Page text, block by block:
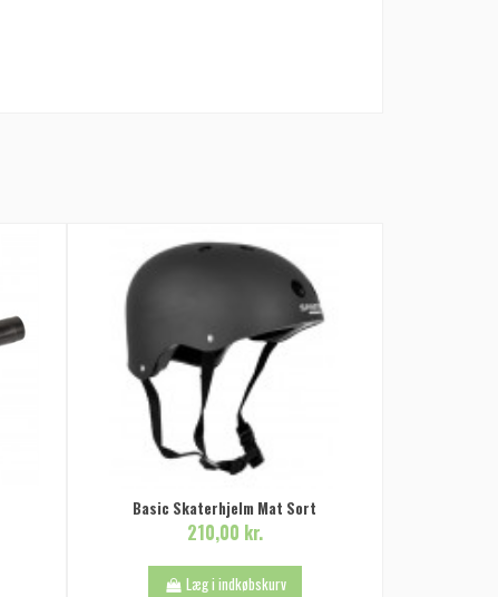
Basic Skaterhjelm Mat Sort
210,00 kr.
Læg i indkøbskurv